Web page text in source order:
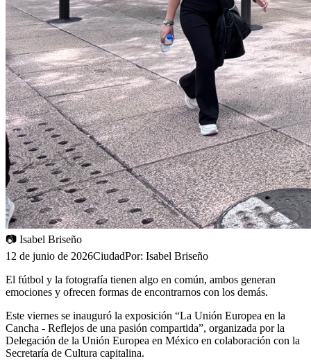
📷 Isabel Briseño
12 de junio de 2026CiudadPor: Isabel Briseño
El fútbol y la fotografía tienen algo en común, ambos generan
emociones y ofrecen formas de encontrarnos con los demás.
Este viernes se inauguró la exposición “La Unión Europea en la
Cancha - Reflejos de una pasión compartida”, organizada por la
Delegación de la Unión Europea en México en colaboración con la
Secretaría de Cultura capitalina.